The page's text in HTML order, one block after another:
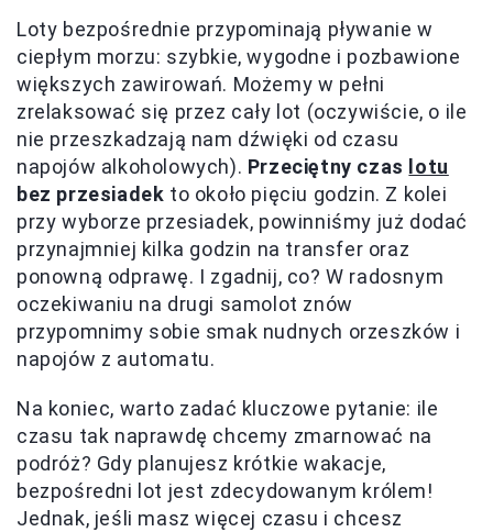
Loty bezpośrednie przypominają pływanie w
ciepłym morzu: szybkie, wygodne i pozbawione
większych zawirowań. Możemy w pełni
zrelaksować się przez cały lot (oczywiście, o ile
nie przeszkadzają nam dźwięki od czasu
napojów alkoholowych). Przeciętny czas
lotu
bez przesiadek to około pięciu godzin. Z kolei
przy wyborze przesiadek, powinniśmy już dodać
przynajmniej kilka godzin na transfer oraz
ponowną odprawę. I zgadnij, co? W radosnym
oczekiwaniu na drugi samolot znów
przypomnimy sobie smak nudnych orzeszków i
napojów z automatu.
Na koniec, warto zadać kluczowe pytanie: ile
czasu tak naprawdę chcemy zmarnować na
podróż? Gdy planujesz krótkie wakacje,
bezpośredni lot jest zdecydowanym królem!
Jednak, jeśli masz więcej czasu i chcesz